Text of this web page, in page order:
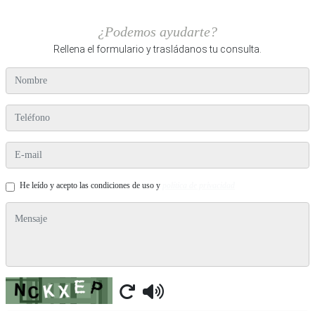
¿Podemos ayudarte?
Rellena el formulario y trasládanos tu consulta.
nombre
teléfono
e-mail
He leído y acepto las condiciones de uso y
Captcha